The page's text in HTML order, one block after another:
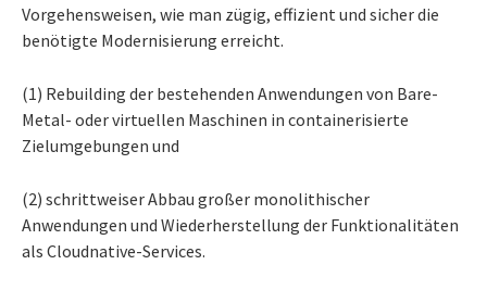
Vorgehensweisen, wie man zügig, effizient und sicher die
benötigte Modernisierung erreicht.
(1) Rebuilding der bestehenden Anwendungen von Bare-
Metal- oder virtuellen Maschinen in containerisierte
Zielumgebungen und
(2) schrittweiser Abbau großer monolithischer
Anwendungen und Wiederherstellung der Funktionalitäten
als Cloudnative-Services.